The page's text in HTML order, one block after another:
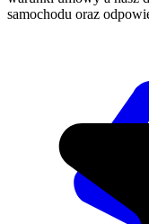
samochodu oraz